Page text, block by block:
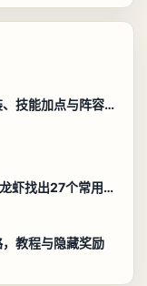
异环白藏养成攻略，毕业配装、技能加点与阵容搭配保姆级解析
聪明开局吧第147关攻略，养龙虾找出27个常用字通关答案
教程与隐藏奖励